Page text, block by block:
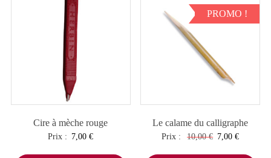
Cire à mèche rouge
Prix : 7,00€
PROMO !
Le calame du calligraphe
Prix : 10,00€ Le
7,00€Le